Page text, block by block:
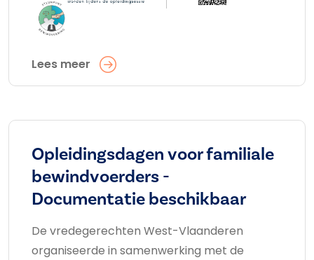
Lees meer
Opleidingsdagen voor familiale
bewindvoerders -
Documentatie beschikbaar
De vredegerechten West-Vlaanderen
organiseerde in samenwerking met de